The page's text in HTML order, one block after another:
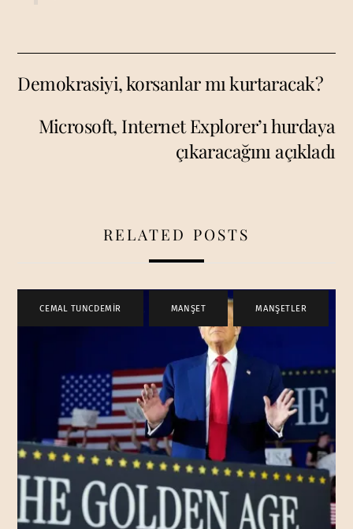
Demokrasiyi, korsanlar mı kurtaracak?
Microsoft, Internet Explorer’ı hurdaya
çıkaracağını açıkladı
RELATED POSTS
CEMAL TUNCDEMİR MANŞET , MANŞETLER